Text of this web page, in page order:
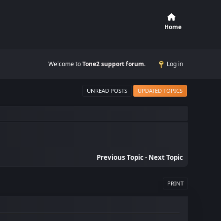
Home
Welcome toTone2 support forum. Log in
UNREAD POSTS UPDATED TOPICS
Previous Topic- Next Topic
PRINT